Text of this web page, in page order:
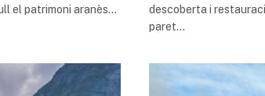
el patrimoni aranès…
descoberta i
paret…